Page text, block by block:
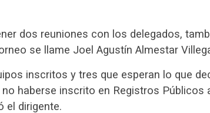
dos reuniones con los delegados,
se llame Joel Agustín Almestar
inscritos y tres que esperan lo que
haberse inscrito en Registros Públicos
el dirigente.